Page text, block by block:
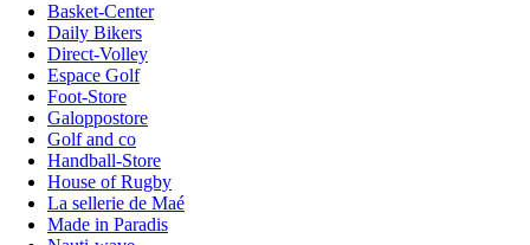
Basket-Center
Daily Bikers
Direct-Volley
Espace Golf
Foot-Store
Galoppostore
Golf and co
Handball-Store
House of Rugby
La sellerie de Maé
Made in Paradis